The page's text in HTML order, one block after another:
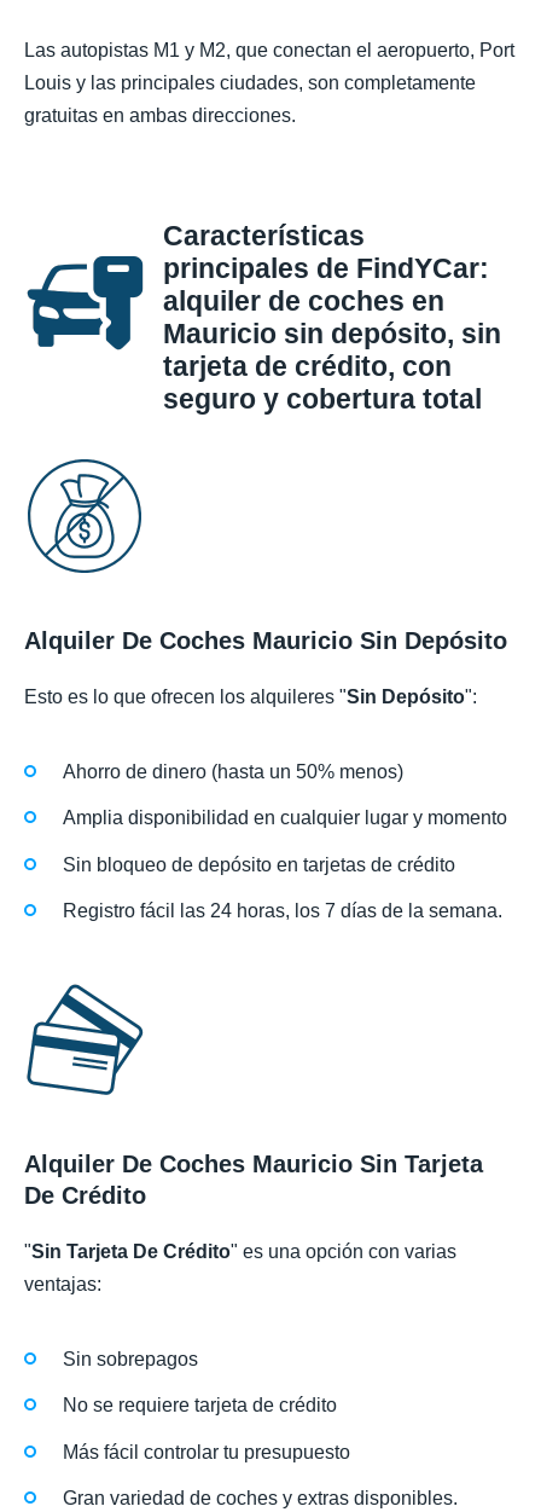
Las autopistas M1 y M2, que conectan el aeropuerto, Port
Louis y las principales ciudades, son completamente
gratuitas en ambas direcciones.
Características
principales de FindYCar:
alquiler de coches en
Mauricio sin depósito, sin
tarjeta de crédito, con
seguro y cobertura total
Alquiler De Coches Mauricio Sin Depósito
Esto es lo que ofrecen los alquileres "Sin Depósito":
Ahorro de dinero (hasta un 50% menos)
Amplia disponibilidad en cualquier lugar y momento
Sin bloqueo de depósito en tarjetas de crédito
Registro fácil las 24 horas, los 7 días de la semana.
Alquiler De Coches Mauricio Sin Tarjeta
De Crédito
"Sin Tarjeta De Crédito" es una opción con varias
ventajas:
Sin sobrepagos
No se requiere tarjeta de crédito
Más fácil controlar tu presupuesto
Gran variedad de coches y extras disponibles.